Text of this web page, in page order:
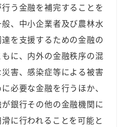
う金融を補完することを
、中小企業者及び農林水
を支援するための金融の
に、内外の金融秩序の混
害、感染症等による被害
必要な金融を行うほか、
銀行その他の金融機関に
に行われることを可能と